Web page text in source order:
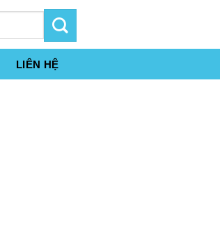
LIÊN HỆ